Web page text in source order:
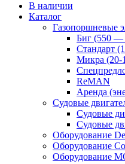
В наличии
Каталог
Газопоршневые
Биг (550 —
Стандарт
Микра (20-
ReMAN
Аренда
Судовые
Судовые
Судовые
Оборудование
Оборудование
Оборудование